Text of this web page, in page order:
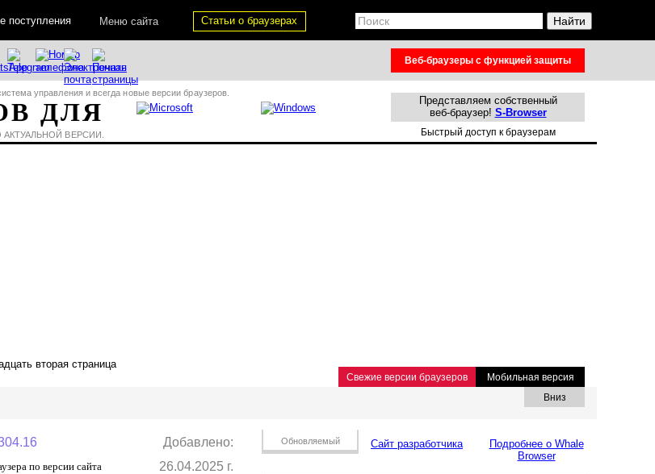
вторая страница
Свежие версии браузеров
Мобильная версия
Вниз
ДЛЯ
управления и всегда новые версии браузеров.
ВЕРСИИ.
Представляем собственный
веб-браузер! S-Browser
Быстрый доступ к браузерам
Веб-браузеры с функцией защиты
по версии сайта 26.04.2025 г.
Добавлено: Обновляемый Сайт разработчика
Подробнее о Whale
Browser
Статьи о браузерах
поступления Меню сайта